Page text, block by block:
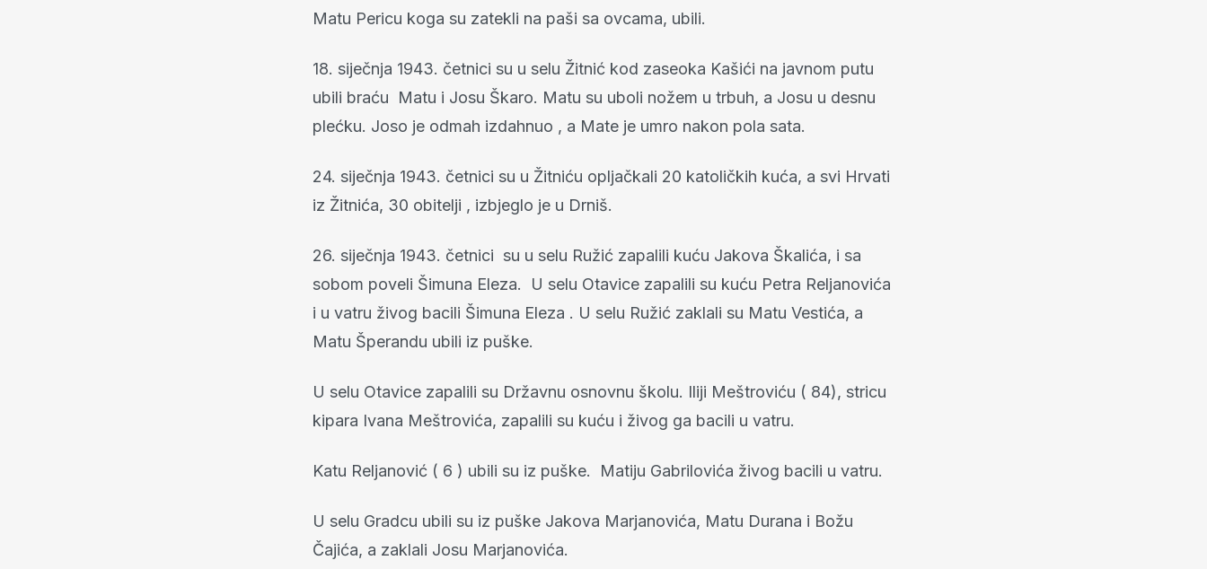
Matu Pericu koga su zatekli na paši sa ovcama, ubili.
18. siječnja 1943. četnici su u selu Žitnić kod zaseoka Kašići na javnom putu
ubili braću Matu i Josu Škaro. Matu su uboli nožem u trbuh, a Josu u desnu
plećku. Joso je odmah izdahnuo , a Mate je umro nakon pola sata.
24. siječnja 1943. četnici su u Žitniću opljačkali 20 katoličkih kuća, a svi Hrvati
iz Žitnića, 30 obitelji , izbjeglo je u Drniš.
26. siječnja 1943. četnici su u selu Ružić zapalili kuću Jakova Škalića, i sa
sobom poveli Šimuna Eleza. U selu Otavice zapalili su kuću Petra Reljanovića
i u vatru živog bacili Šimuna Eleza . U selu Ružić zaklali su Matu Vestića, a
Matu Šperandu ubili iz puške.
U selu Otavice zapalili su Državnu osnovnu školu. Iliji Meštroviću ( 84), stricu
kipara Ivana Meštrovića, zapalili su kuću i živog ga bacili u vatru.
Katu Reljanović ( 6 ) ubili su iz puške. Matiju Gabrilovića živog bacili u vatru.
U selu Gradcu ubili su iz puške Jakova Marjanovića, Matu Durana i Božu
Čajića, a zaklali Josu Marjanovića.